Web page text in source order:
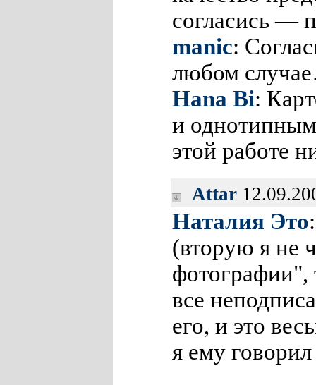
согласись —
manic:
любом
Hana Bi:
и
этой работе
Attar
Наталия Это
(вторую я не
фотографии",
все
его, и это
я ему